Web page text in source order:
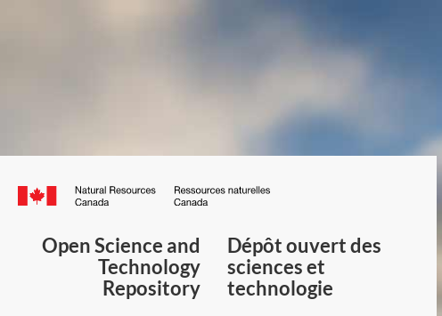
Canada.ca
du
Canada
Open Science and
Technology
Repository
Dépôt ouvert des
sciences et
technologie